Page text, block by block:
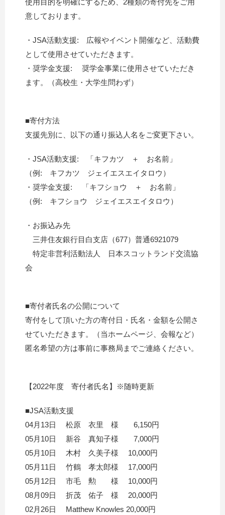
使用目的を明確にするため、2種類の寄付先をご用
意しております。
・JSA活動支援: 広報やイベント開催など、活動費
として使用させていただきます。
・奨学金支援: 奨学金事業に使用させていただき
ます。（高校生・大学生問わず）
■寄付方法
支援先別に、以下の通り振込人名をご変更下さい。
・JSA活動支援: 「キフカツ ＋ お名前」
（例: キフカツ ジェイエスエイタロウ）
・奨学金支援: 「キフショウ ＋ お名前」
（例: キフショウ ジェイエスエイタロウ）
・お振込み先
三井住友銀行目白支店（677）普通6921079
特定非営利活動法人 日本スコットランド交流協
会
■寄付者氏名の公開について
寄付をして頂いた方の寄付日・氏名・金額を公開さ
せていただきます。（当ホームページ、会報など）
匿名希望の方は事前に事務局までご連絡ください。
【2022年度 寄付者氏名】※随時更新
■JSA活動支援
04月13日 松原 衣里 様 6,150円
05月10日 新谷 真知子様 7,000円
05月10日 木村 久美子様 10,000円
05月11日 竹鶴 孝太郎様 17,000円
05月12日 市毛 勲 様 10,000円
08月09日 折茂 佑子 様 20,000円
02月26日 Matthew Knowles 20,000円